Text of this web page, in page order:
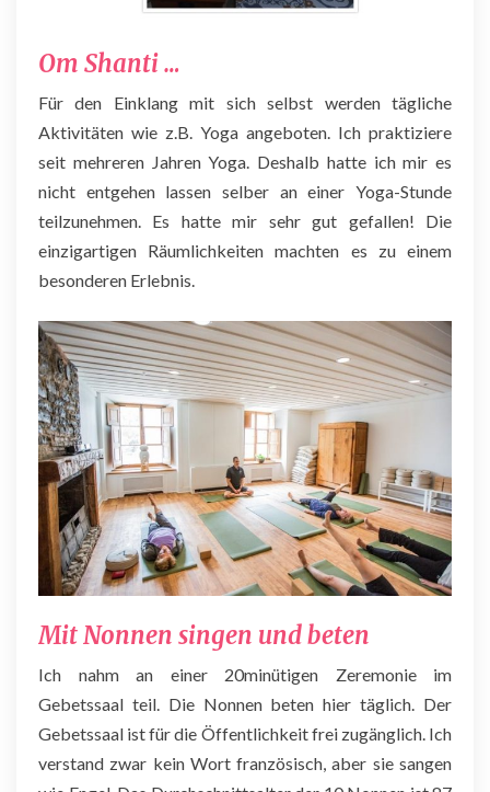
Om Shanti …
Für den Einklang mit sich selbst werden tägliche
Aktivitäten wie z.B. Yoga angeboten. Ich praktiziere
seit mehreren Jahren Yoga. Deshalb hatte ich mir es
nicht entgehen lassen selber an einer Yoga-Stunde
teilzunehmen. Es hatte mir sehr gut gefallen! Die
einzigartigen Räumlichkeiten machten es zu einem
besonderen Erlebnis.
Mit Nonnen singen und beten
Ich nahm an einer 20minütigen Zeremonie im
Gebetssaal teil. Die Nonnen beten hier täglich. Der
Gebetssaal ist für die Öffentlichkeit frei zugänglich. Ich
verstand zwar kein Wort französisch, aber sie sangen